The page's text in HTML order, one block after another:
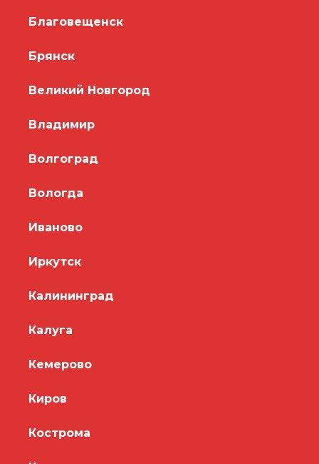
Благовещенск
Брянск
Великий Новгород
Владимир
Волгоград
Вологда
Иваново
Иркутск
Калининград
Калуга
Кемерово
Киров
Кострома